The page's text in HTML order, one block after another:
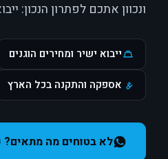
ונכוון אתכם לפתרון הנכון:
ייבוא ישיר ומחירים הוגנים
אספקה והתקנה בכל הארץ
לא בטוחים מה מתאים?